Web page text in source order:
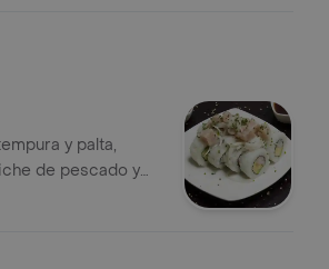
y palta,
de pescado y